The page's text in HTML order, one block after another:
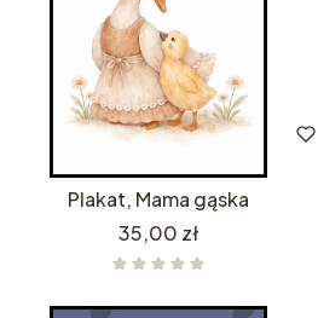
Plakat, Mama gąska
Cena
35,00 zł